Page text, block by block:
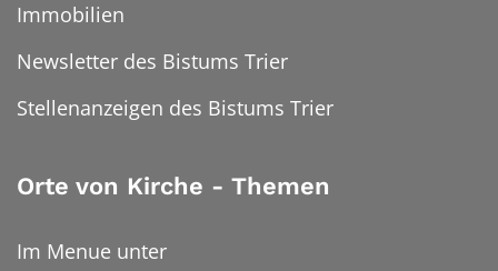
Immobilien
Newsletter des Bistums Trier
Stellenanzeigen des Bistums Trier
Orte von Kirche - Themen
Im Menue unter